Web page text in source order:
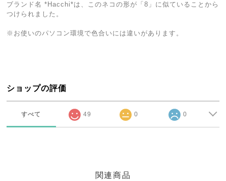
ブランド名 *Hacchi*は、このネコの形が「8」に似ていることから
つけられました。
※お使いのパソコン環境で色合いには違いがあります。
ショップの評価
すべて 49 0 0
関連商品